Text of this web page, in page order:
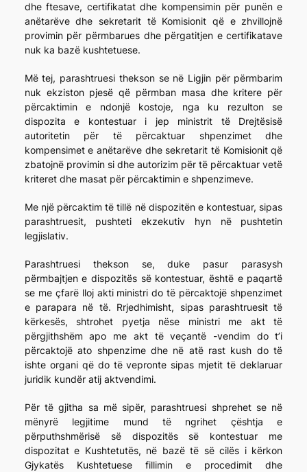
dhe ftesave, certifikatat dhe kompensimin për punën e
anëtarëve dhe sekretarit të Komisionit që e zhvillojnë
provimin për përmbarues dhe përgatitjen e certifikatave
nuk ka bazë kushtetuese.
Më tej, parashtruesi thekson se në Ligjin për përmbarim
nuk ekziston pjesë që përmban masa dhe kritere për
përcaktimin e ndonjë kostoje, nga ku rezulton se
dispozita e kontestuar i jep ministrit të Drejtësisë
autoritetin për të përcaktuar shpenzimet dhe
kompensimet e anëtarëve dhe sekretarit të Komisionit që
zbatojnë provimin si dhe autorizim për të përcaktuar vetë
kriteret dhe masat për përcaktimin e shpenzimeve.
Me një përcaktim të tillë në dispozitën e kontestuar, sipas
parashtruesit, pushteti ekzekutiv hyn në pushtetin
legjislativ.
Parashtruesi thekson se, duke pasur parasysh
përmbajtjen e dispozitës së kontestuar, është e paqartë
se me çfarë lloj akti ministri do të përcaktojë shpenzimet
e parapara në të. Rrjedhimisht, sipas parashtruesit të
kërkesës, shtrohet pyetja nëse ministri me akt të
përgjithshëm apo me akt të veçantë -vendim do t’i
përcaktojë ato shpenzime dhe në atë rast kush do të
ishte organi që do të vepronte sipas mjetit të deklaruar
juridik kundër atij aktvendimi.
Për të gjitha sa më sipër, parashtruesi shprehet se në
mënyrë legjitime mund të ngrihet çështja e
përputhshmërisë së dispozitës së kontestuar me
dispozitat e Kushtetutës, në bazë të së cilës i kërkon
Gjykatës Kushtetuese fillimin e procedimit dhe